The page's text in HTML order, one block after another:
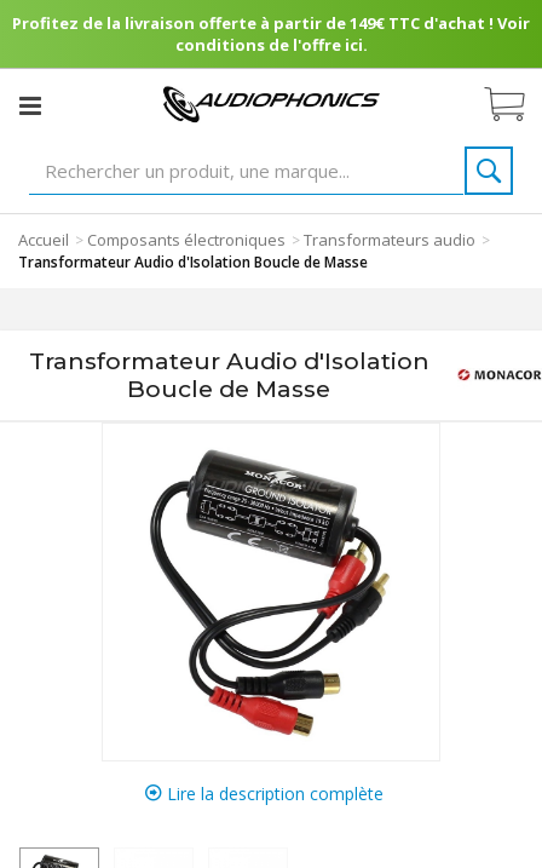
Profitez de la livraison offerte à partir de 149€ TTC d'achat ! Voir
conditions de l'offre ici.
Accueil > Composants électroniques >Transformateurs audio >
Transformateur Audio d'Isolation Boucle de Masse
Transformateur Audio d'Isolation
Boucle de Masse
Lire la description complète